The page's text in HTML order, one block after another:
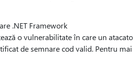
.NET Framework
o vulnerabilitate în care un
de semnare cod valid. Pentru